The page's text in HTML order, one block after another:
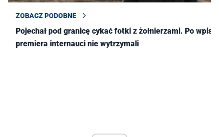
ZOBACZ PODOBNE
Pojechał pod granicę cykać fotki z żołnierzami. Po wpisie
premiera internauci nie wytrzymali